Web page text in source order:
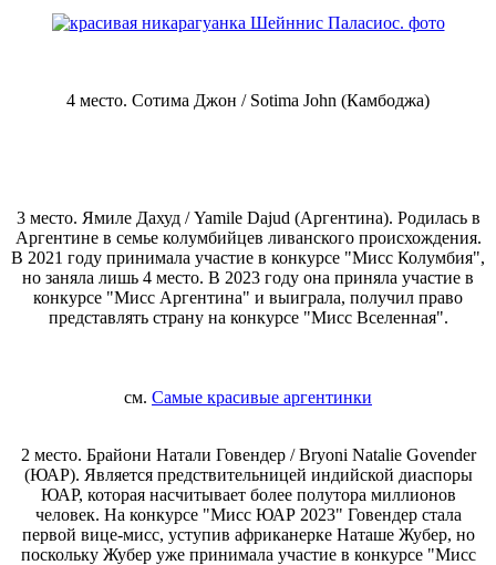
4 место. Сотима Джон / Sotima John (Камбоджа)
3 место. Ямиле Дахуд / Yamile Dajud (Аргентина). Родилась в
Аргентине в семье колумбийцев ливанского происхождения.
В 2021 году принимала участие в конкурсе "Мисс Колумбия",
но заняла лишь 4 место. В 2023 году она приняла участие в
конкурсе "Мисс Аргентина" и выиграла, получил право
представлять страну на конкурсе "Мисс Вселенная".
см. Самые красивые аргентинки
2 место. Брайони Натали Говендер / Bryoni Natalie Govender
(ЮАР). Является предствительницей индийской диаспоры
ЮАР, которая насчитывает более полутора миллионов
человек. На конкурсе "Мисс ЮАР 2023" Говендер стала
первой вице-мисс, уступив африканерке Наташе Жубер, но
поскольку Жубер уже принимала участие в конкурсе "Мисс